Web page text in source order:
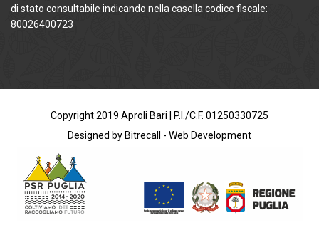
di stato consultabile indicando nella casella codice fiscale:
80026400723
Copyright 2019 Aproli Bari | P.I./C.F. 01250330725
Designed by Bitrecall - Web Development